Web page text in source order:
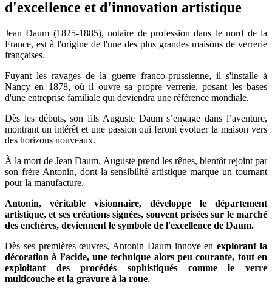
d'excellence et d'innovation artistique
Jean Daum (1825-1885), notaire de profession dans le nord de la
France, est à l'origine de l'une des plus grandes maisons de verrerie
françaises.
Fuyant les ravages de la guerre franco-prussienne, il s'installe à
Nancy en 1878, où il ouvre sa propre verrerie, posant les bases
d'une entreprise familiale qui deviendra une référence mondiale.
Dès les débuts, son fils Auguste Daum s’engage dans l’aventure,
montrant un intérêt et une passion qui feront évoluer la maison vers
des horizons nouveaux.
À la mort de Jean Daum, Auguste prend les rênes, bientôt rejoint par
son frère Antonin, dont la sensibilité artistique marque un tournant
pour la manufacture.
Antonin, véritable visionnaire, développe le département
artistique, et ses créations signées, souvent prisées sur le marché
des enchères, deviennent le symbole de l'excellence de Daum.
Dès ses premières œuvres, Antonin Daum innove enexplorant la
décoration à l’acide, une technique alors peu courante, tout en
exploitant des procédés sophistiqués comme le verre
multicouche et la gravure à la roue.